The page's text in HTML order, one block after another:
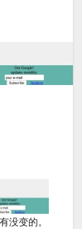
没变的。